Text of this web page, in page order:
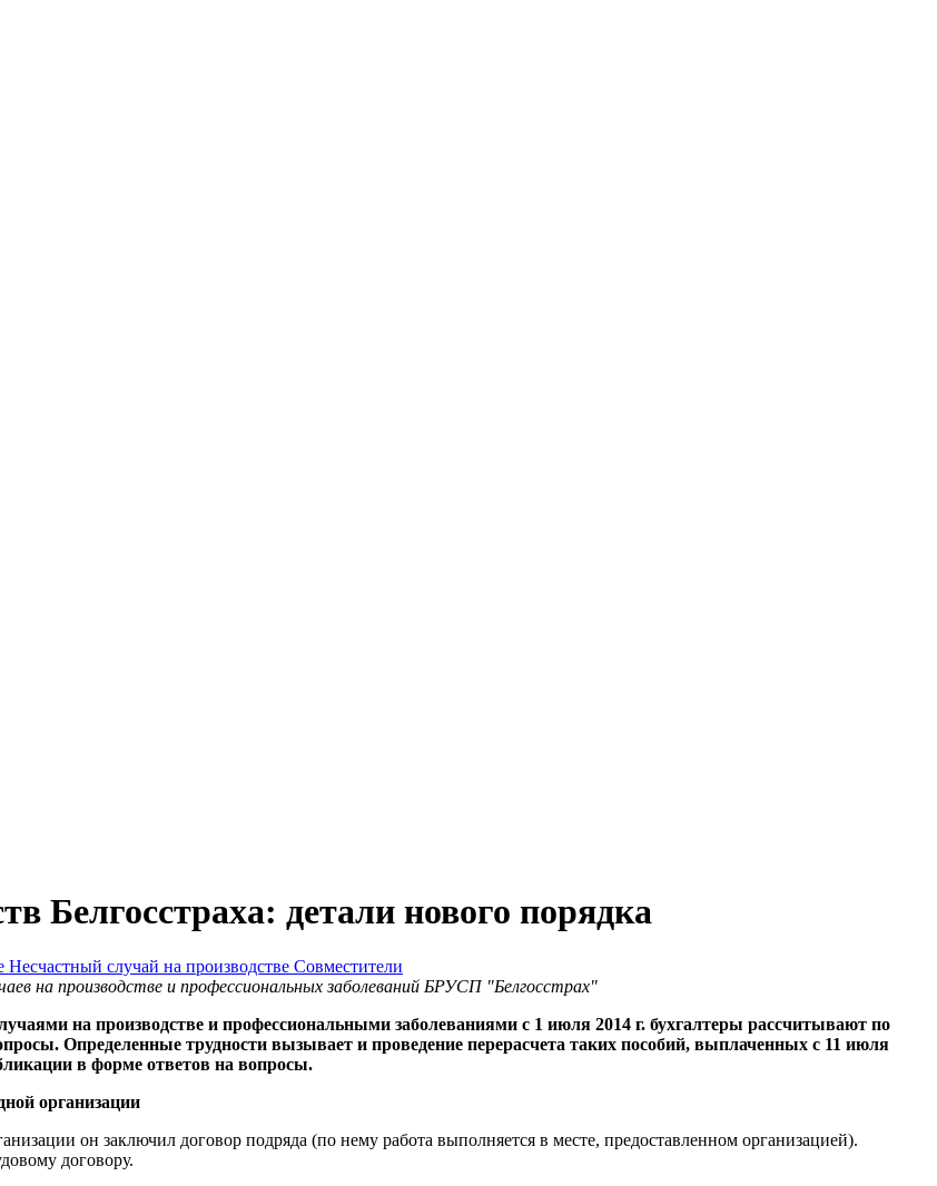
Белгосстраха: детали нового порядка
Несчастный случай на производстве Совместители
на производстве и профессиональных заболеваний БРУСП "Белгосстрах"
на производстве и профессиональными заболеваниями с 1 июля 2014 г. бухгалтеры рассчитывают по
Определенные трудности вызывает и проведение перерасчета таких пособий, выплаченных с 11 июля
в форме ответов на вопросы.
организации
он заключил договор подряда (по нему работа выполняется в месте, предоставленном организацией).
договору.